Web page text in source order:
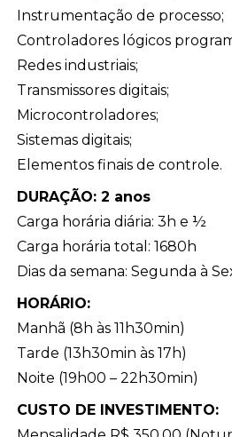
Instrumentação de processo;
Controladores lógicos
Redes industriais;
Transmissores digitais;
Microcontroladores;
Sistemas digitais;
Elementos finais de controle.
DURAÇÃO: 2 anos
Carga horária diária: 3h e ½
Carga horária total: 1680h
Dias da semana: Segunda à
HORÁRIO:
Manhã (8h às 11h30min)
Tarde (13h30min às 17h)
Noite (19h00 – 22h30min)
CUSTO DE INVESTIMENTO: